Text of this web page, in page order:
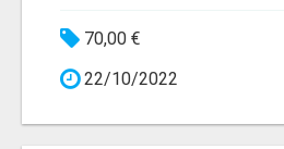
70,00 €
22/10/2022